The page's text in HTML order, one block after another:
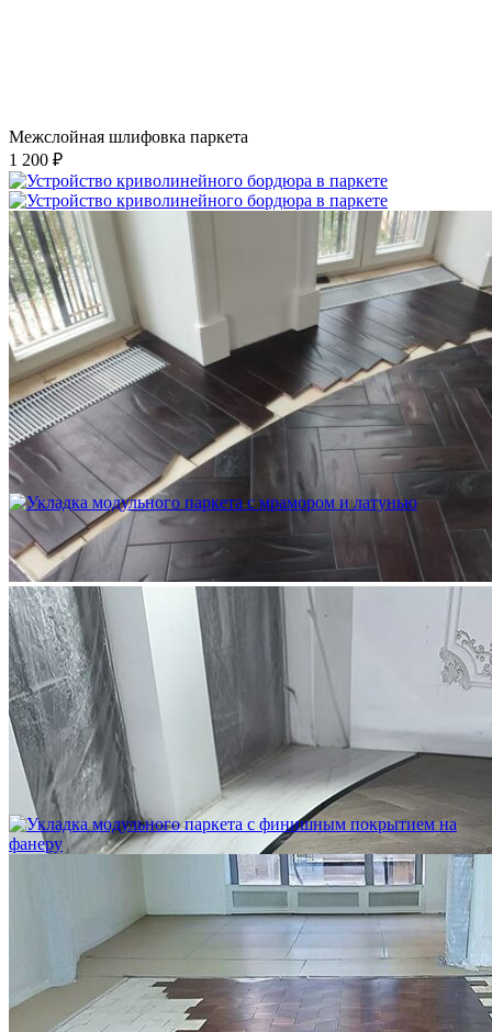
Межслойная шлифовка паркета
1 200 ₽
Устройство криволинейного бордюра в паркете
2 500 ₽
Укладка модульного паркета с мрамором и латунью
3 500 ₽